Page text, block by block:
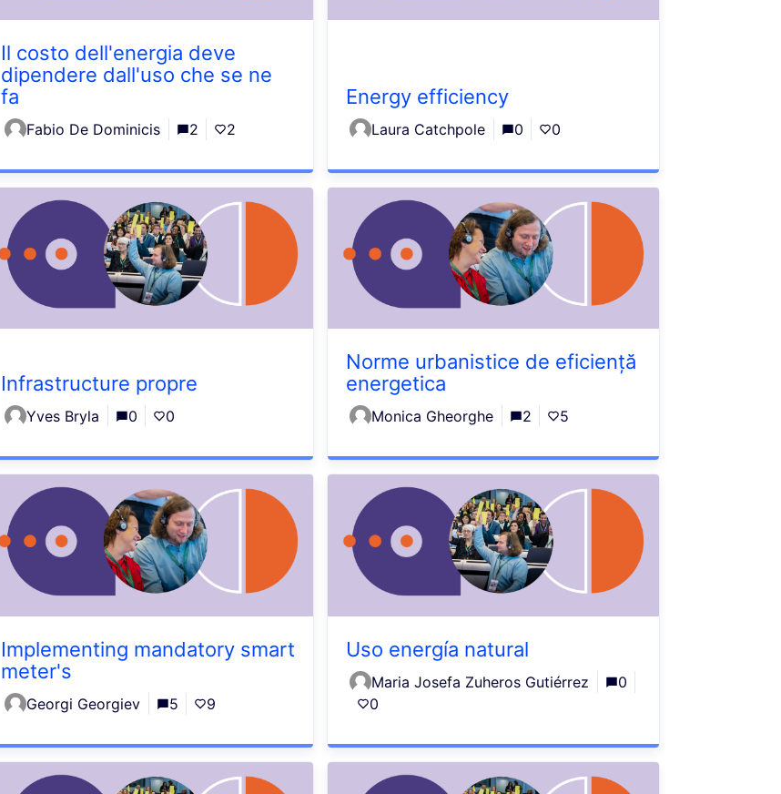
Il costo dell'energia deve
dipendere dall'uso che se ne
fa
Fabio De Dominicis 2 2
Energy efficiency
Laura Catchpole 0 0
Infrastructure propre
Yves Bryla 0 0
Norme urbanistice de eficiență
energetica
Monica Gheorghe 2 5
Implementing mandatory smart
meter's
Georgi Georgiev 5 9
Uso energía natural
Maria Josefa Zuheros Gutiérrez
0
0